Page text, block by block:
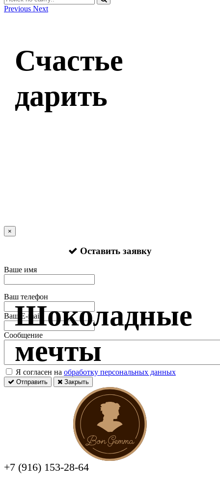
Previous Next
Счастье
дарить
Шоколадные
мечты
×
Оставить заявку
Ваше имя
Ваш телефон
Ваш E-mail
Сообщение
Я согласен на обработку персональных данных
Отправить Закрыть
+7 (916) 153-28-64